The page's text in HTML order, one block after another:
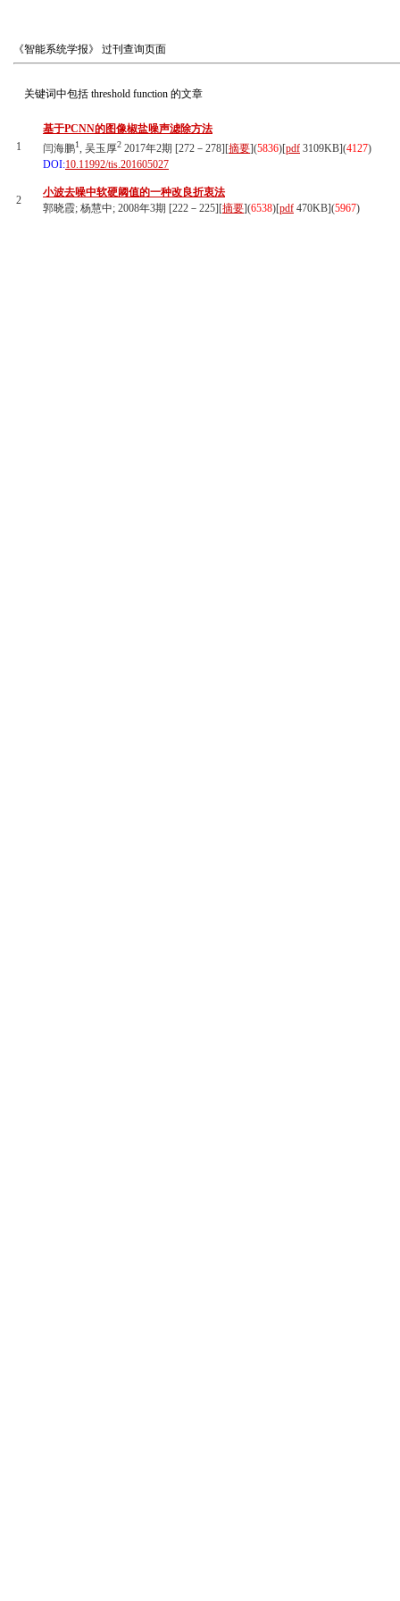
《智能系统学报》 过刊查询页面
关键词中包括 threshold function 的文章
1
基于PCNN的图像椒盐噪声滤除方法
闫海鹏1, 吴玉厚2 2017年2期 [272－278][摘要](5836)[pdf 3109KB](4127)
DOI:10.11992/tis.201605027
2
小波去噪中软硬阈值的一种改良折衷法
郭晓霞; 杨慧中; 2008年3期 [222－225][摘要](6538)[pdf 470KB](5967)